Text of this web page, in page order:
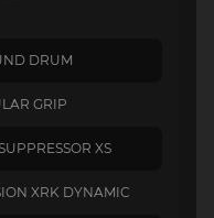
DRUM
GRIP
XS
XRK DYNAMIC